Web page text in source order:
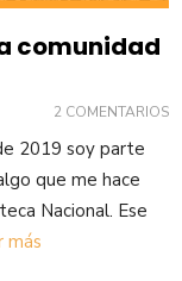
comunidad
2 COMENTARIOS
2019 soy parte
que me hace
Nacional. Ese
más